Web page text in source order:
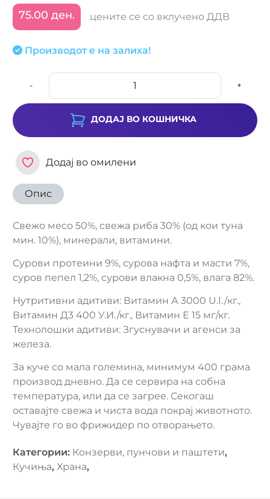
75.00 ден. цените се со вклучено ДДВ
Производот е на залиха!
- +
ДОДАЈ ВО КОШНИЧКА
Додај во омилени
Опис
Свежо месо 50%, свежа риба 30% (од кои туна
мин. 10%), минерали, витамини.
Сурови протеини 9%, сурова нафта и масти 7%,
суров пепел 1,2%, сурови влакна 0,5%, влага 82%.
Нутритивни адитиви: Витамин А 3000 U.I./кг.,
Витамин Д3 400 У.И./кг., Витамин Е 15 мг/кг.
Технолошки адитиви: Згуснувачи и агенси за
железа.
За куче со мала големина, минимум 400 грама
производ дневно. Да се сервира на собна
температура, или да се загрее. Секогаш
оставајте свежа и чиста вода покрај животното.
Чувајте го во фрижидер по отворањето.
Категории: Конзерви, пунчови и паштети,
Кучиња, Храна,